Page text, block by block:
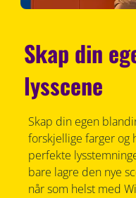
Skap din
lysscene
Skap din egen
forskjellige farger og
perfekte
bare lagre den nye
når som helst med